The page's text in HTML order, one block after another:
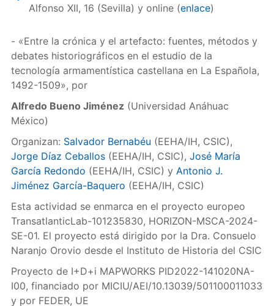
Alfonso XII, 16 (Sevilla) y online (enlace)
- «Entre la crónica y el artefacto: fuentes, métodos y
debates historiográficos en el estudio de la
tecnología armamentística castellana en La Española,
1492-1509», por
Alfredo Bueno Jiménez(Universidad Anáhuac
México)
Organizan: Salvador Bernabéu (EEHA/IH, CSIC),
Jorge Díaz Ceballos(EEHA/IH, CSIC), José María
García Redondo (EEHA/IH, CSIC) y Antonio J.
Jiménez García-Baquero (EEHA/IH, CSIC)
Esta actividad se enmarca en el proyecto europeo
TransatlanticLab-101235830, HORIZON-MSCA-2024-
SE-01. El proyecto está dirigido por la Dra. Consuelo
Naranjo Orovio desde el Instituto de Historia del CSIC
Proyecto de I+D+i MAPWORKS PID2022-141020NA-
I00, financiado por MICIU/AEI/10.13039/501100011033
y por FEDER, UE